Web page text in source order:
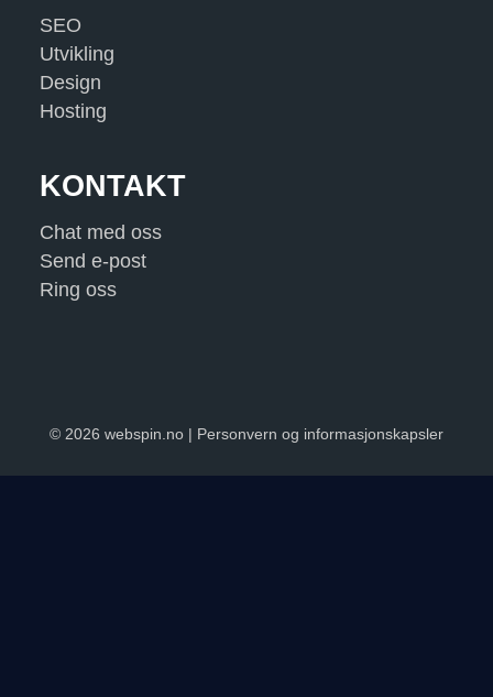
SEO
Utvikling
Design
Hosting
KONTAKT
Chat med oss
Send e-post
Ring oss
© 2026 webspin.no | Personvern og informasjonskapsler